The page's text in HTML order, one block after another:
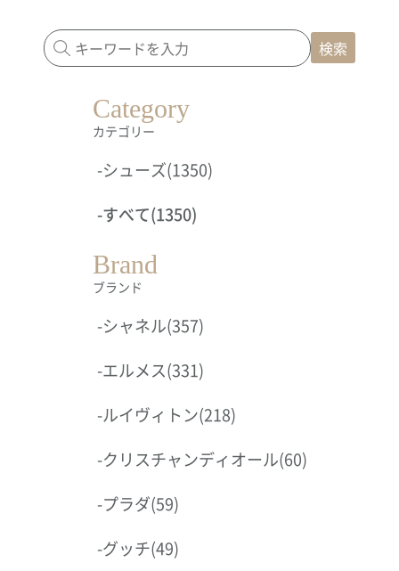
検索
Category
カテゴリー
-シューズ(1350)
-すべて(1350)
Brand
ブランド
-シャネル(357)
-エルメス(331)
-ルイヴィトン(218)
-クリスチャンディオール(60)
-プラダ(59)
-グッチ(49)